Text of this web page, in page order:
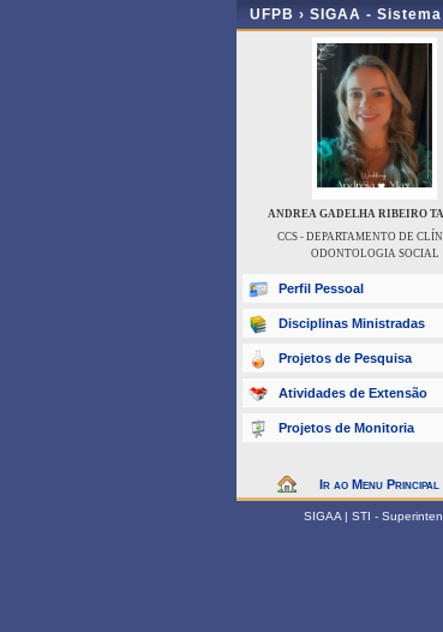
UFPB › SIGAA -
ANDREA GADELHA RIBEIRO
CCS - DEPARTAMENTO DE
ODONTOLOGIA SOCIAL
Perfil Pessoal
Disciplinas Ministradas
Projetos de Pesquisa
Atividades de Extensão
Projetos de Monitoria
Ir ao Menu Principal
SIGAA | STI -